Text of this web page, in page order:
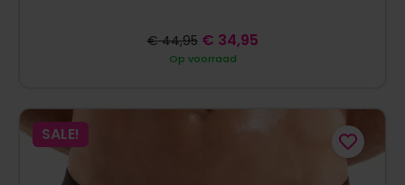
Op voorraad
€44,95 € 34,95
SALE!